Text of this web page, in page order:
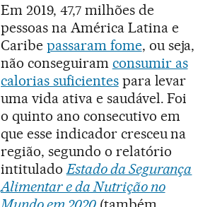
Em 2019, 47,7 milhões de
pessoas na América Latina e
Caribe passaram fome, ou seja,
não conseguiram consumir as
calorias suficientespara levar
uma vida ativa e saudável. Foi
o quinto ano consecutivo em
que esse indicador cresceu na
região, segundo o relatório
intituladoEstado da Segurança
Alimentar e da Nutrição no